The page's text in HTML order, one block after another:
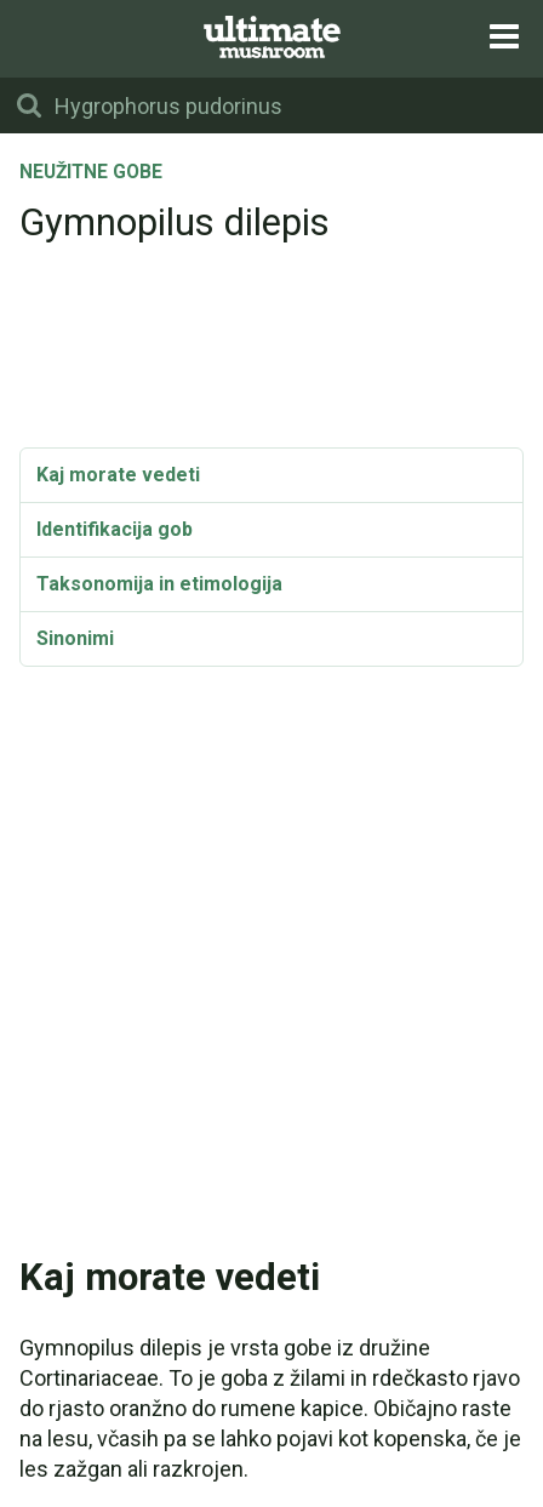
NEUŽITNE GOBE
Gymnopilus dilepis
Kaj morate vedeti
Identifikacija gob
Taksonomija in etimologija
Sinonimi
Kaj morate vedeti
Gymnopilus dilepis je vrsta gobe iz družine
Cortinariaceae. To je goba z žilami in rdečkasto rjavo
do rjasto oranžno do rumene kapice. Običajno raste
na lesu, včasih pa se lahko pojavi kot kopenska, če je
les zažgan ali razkrojen.